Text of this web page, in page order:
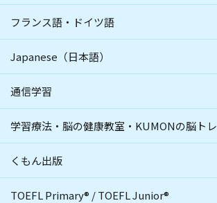
フランス語・ドイツ語
Japanese（日本語）
通信学習
学習療法・脳の健康教室・KUMONの脳トレ
くもん出版
TOEFL Primary® /TOEFL Junior®